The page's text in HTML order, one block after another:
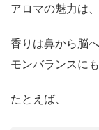
アロマの魅力は
香りは鼻から脳
モンバランスに
たとえば、